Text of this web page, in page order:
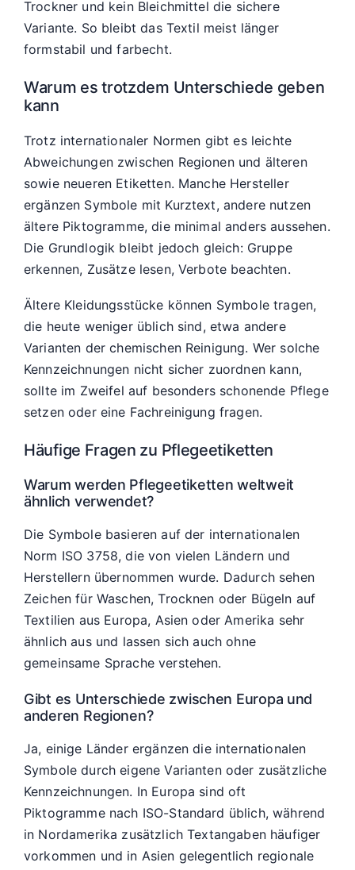
Trockner und kein Bleichmittel die sichere
Variante. So bleibt das Textil meist länger
formstabil und farbecht.
Warum es trotzdem Unterschiede geben
kann
Trotz internationaler Normen gibt es leichte
Abweichungen zwischen Regionen und älteren
sowie neueren Etiketten. Manche Hersteller
ergänzen Symbole mit Kurztext, andere nutzen
ältere Piktogramme, die minimal anders aussehen.
Die Grundlogik bleibt jedoch gleich: Gruppe
erkennen, Zusätze lesen, Verbote beachten.
Ältere Kleidungsstücke können Symbole tragen,
die heute weniger üblich sind, etwa andere
Varianten der chemischen Reinigung. Wer solche
Kennzeichnungen nicht sicher zuordnen kann,
sollte im Zweifel auf besonders schonende Pflege
setzen oder eine Fachreinigung fragen.
Häufige Fragen zu Pflegeetiketten
Warum werden Pflegeetiketten weltweit
ähnlich verwendet?
Die Symbole basieren auf der internationalen
Norm ISO 3758, die von vielen Ländern und
Herstellern übernommen wurde. Dadurch sehen
Zeichen für Waschen, Trocknen oder Bügeln auf
Textilien aus Europa, Asien oder Amerika sehr
ähnlich aus und lassen sich auch ohne
gemeinsame Sprache verstehen.
Gibt es Unterschiede zwischen Europa und
anderen Regionen?
Ja, einige Länder ergänzen die internationalen
Symbole durch eigene Varianten oder zusätzliche
Kennzeichnungen. In Europa sind oft
Piktogramme nach ISO-Standard üblich, während
in Nordamerika zusätzlich Textangaben häufiger
vorkommen und in Asien gelegentlich regionale